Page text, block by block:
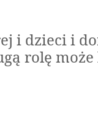
i dzieci i
rolę